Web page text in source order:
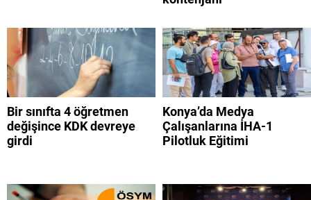
Bir sınıfta 4 öğretmen
değişince KDK devreye
girdi
Konya’da Medya
Çalışanlarına İHA-1
Pilotluk Eğitimi